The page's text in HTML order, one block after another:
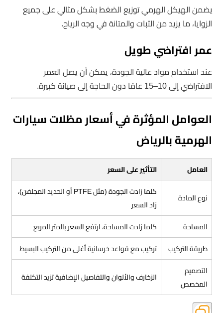
يضمن الهيكل الهرمي توزيع الضغط بشكل مثالي على جميع
الزوايا، ما يزيد من الثبات والمتانة في وجه الرياح.
عمر افتراضي طويل
عند استخدام مواد عالية الجودة، يمكن أن يصل العمر
الافتراضي إلى 10–15 عامًا دون الحاجة إلى صيانة كبيرة.
العوامل المؤثرة في أسعار مظلات سيارات
الهرمية بالرياض
العامل التأثير على السعر
نوع المادة
كلما زادت الجودة (مثل PTFE أو الحديد المجلفن)،
زاد السعر
المساحة
كلما زادت المساحة، ارتفع السعر بالمتر المربع
طريقة التركيب
تركيب مع قواعد خرسانية أغلى من التركيب البسيط
التصميم
المخصص
الزخارف والألوان والتفاصيل الإضافية تزيد التكلفة